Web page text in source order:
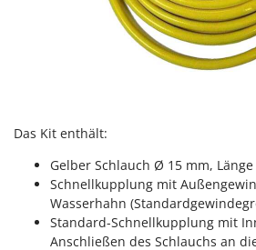
Spiralmac
Spring Protezione
Sunseeker
Tecla
Das Kit enthält:
Gelber Schlauch Ø 15 mm, Länge
Schnellkupplung mit
Wasserhahn
Standard-Schnellkupplung mit
Anschließen des Schlauchs an